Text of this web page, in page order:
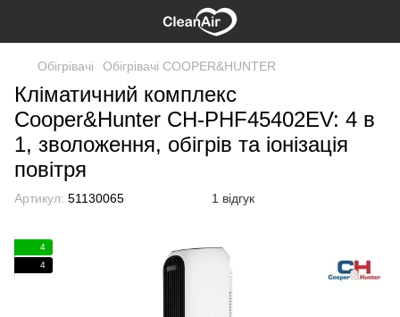
Обігрівачі Обігрівачі COOPER&HUNTER
Кліматичний комплекс
Cooper&Hunter CH-PHF45402EV: 4 в
1, зволоження, обігрів та іонізація
повітря
Артикул: 51130065 1 відгук
4
4